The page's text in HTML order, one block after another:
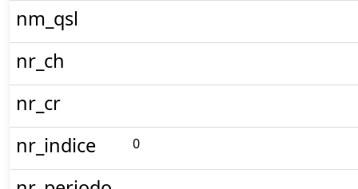
nm_qsl
nr_ch
nr_cr
nr_indice
0